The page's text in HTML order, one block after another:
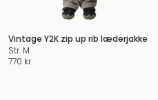
Vintage Y2K zip up rib læderjakke
Str. M
770 kr.